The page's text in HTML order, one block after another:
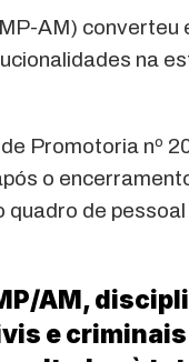
AM)
na
Promotoria nº
o
de
AM,
e